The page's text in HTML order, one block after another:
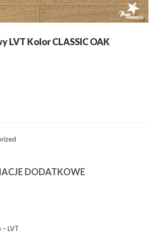
LVT Kolor CLASSIC OAK
DODATKOWE
LVT